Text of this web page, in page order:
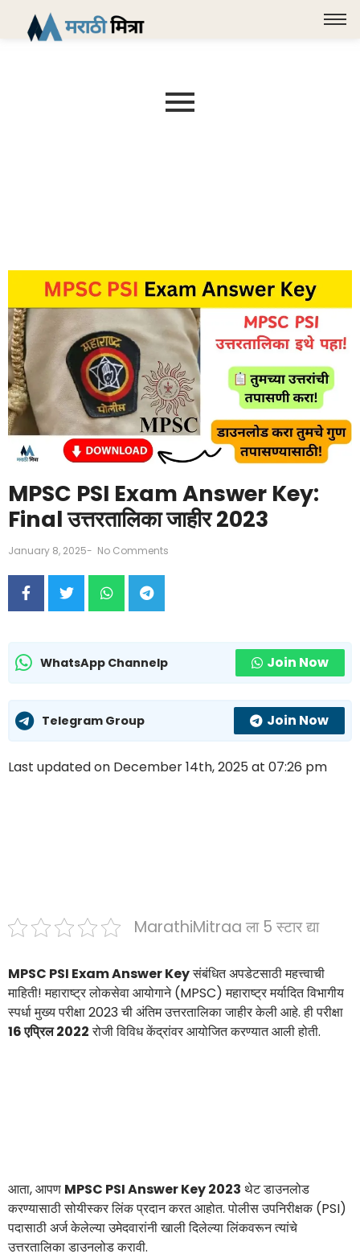
MPSC PSI Exam Answer Key:
Final उत्तरतालिका जाहीर 2023
January 8, 2025- No Comments
WhatsApp Channelp Join Now
Telegram Group Join Now
Last updated on December 14th, 2025 at 07:26 pm
MarathiMitraa ला 5 स्टार द्या
MPSC PSI Exam Answer Keyसंबंधित अपडेटसाठी महत्त्वाची
माहिती! महाराष्ट्र लोकसेवा आयोगाने (MPSC) महाराष्ट्र मर्यादित विभागीय
स्पर्धा मुख्य परीक्षा 2023 ची अंतिम उत्तरतालिका जाहीर केली आहे. ही परीक्षा
16 एप्रिल 2022रोजी विविध केंद्रांवर आयोजित करण्यात आली होती.
आता, आपण MPSC PSI Answer Key 2023 थेट डाउनलोड
करण्यासाठी सोयीस्कर लिंक प्रदान करत आहोत. पोलीस उपनिरीक्षक (PSI)
पदासाठी अर्ज केलेल्या उमेदवारांनी खाली दिलेल्या लिंकवरून त्यांचे
उत्तरतालिका डाउनलोड करावी.